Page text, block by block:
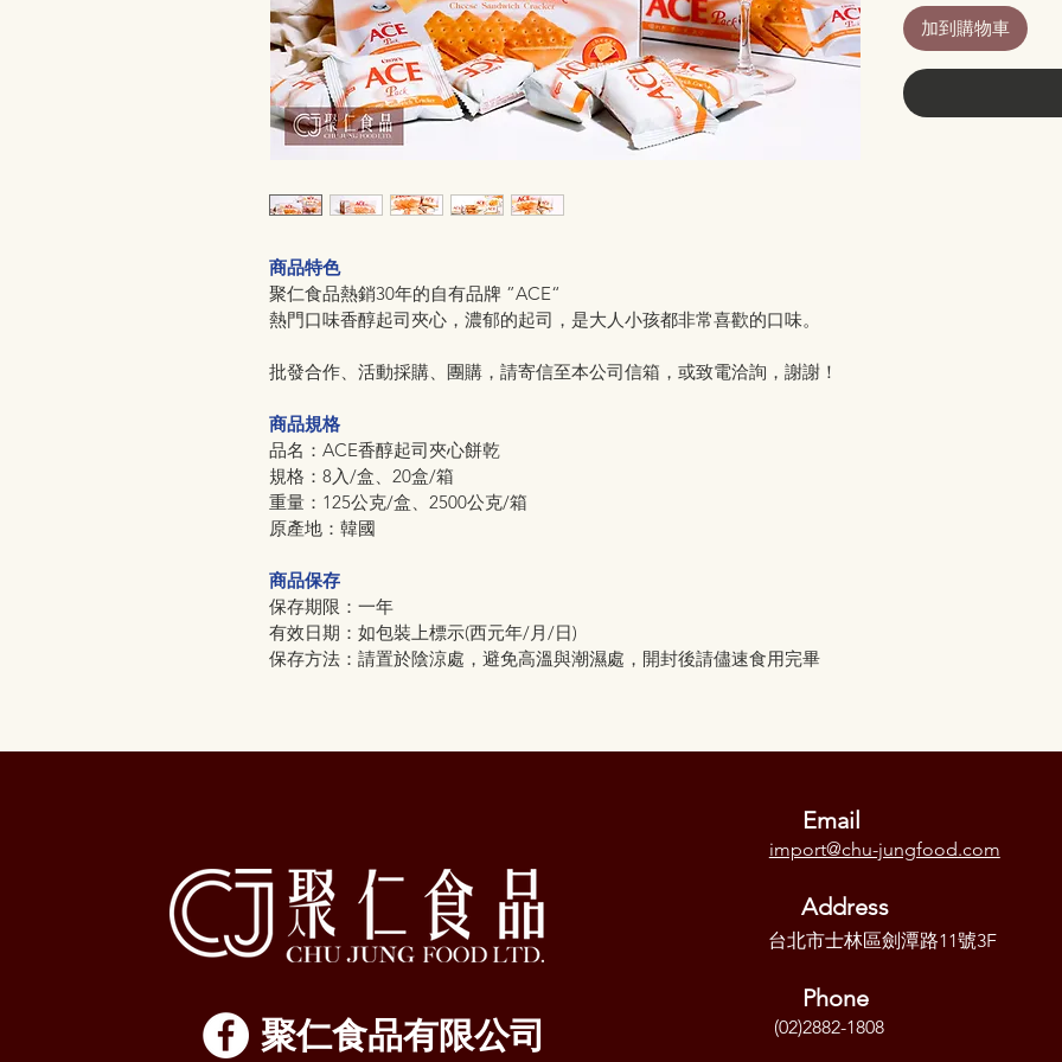
商品特色
聚仁食品熱銷30年的自有品牌 ”ACE“
熱門口味香醇起司夾心，濃郁的起司，是大人小孩都非常喜歡的口味。
批發合作、活動採購、團購，請寄信至本公司信箱，或致電洽詢，謝謝！
商品規格
品名：ACE香醇起司夾心餅乾
規格：8入/盒、20盒/箱
重量：125公克/盒、2500公克/箱
原產地：韓國
商品保存
保存期限：一年
有效日期：如包裝上標示(西元年/月/日)
保存方法：請置於陰涼處，避免高溫與潮濕處，開封後請儘速食用完畢
加到購物車
​聚仁食品有限公司
Email
import@chu-jungfood.com
Address
台北市士林區劍潭路11號3F
Phone
(02)2882-1808